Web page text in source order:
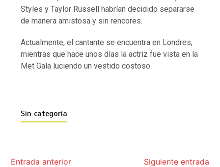
Styles y Taylor Russell habrían decidido separarse
de manera amistosa y sin rencores.
Actualmente, el cantante se encuentra en Londres,
mientras que hace unos días la actriz fue vista en la
Met Gala luciendo un vestido costoso.
Sin categoría
Entrada anterior Siguiente entrada